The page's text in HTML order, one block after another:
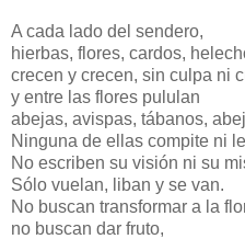
A cada lado del sendero,
hierbas, flores, cardos,
crecen y crecen, sin culpa ni
y entre las flores pululan
abejas, avispas, tábanos,
Ninguna de ellas compite ni
No escriben su visión ni su
Sólo vuelan, liban y se van.
No buscan transformar a la
no buscan dar fruto,